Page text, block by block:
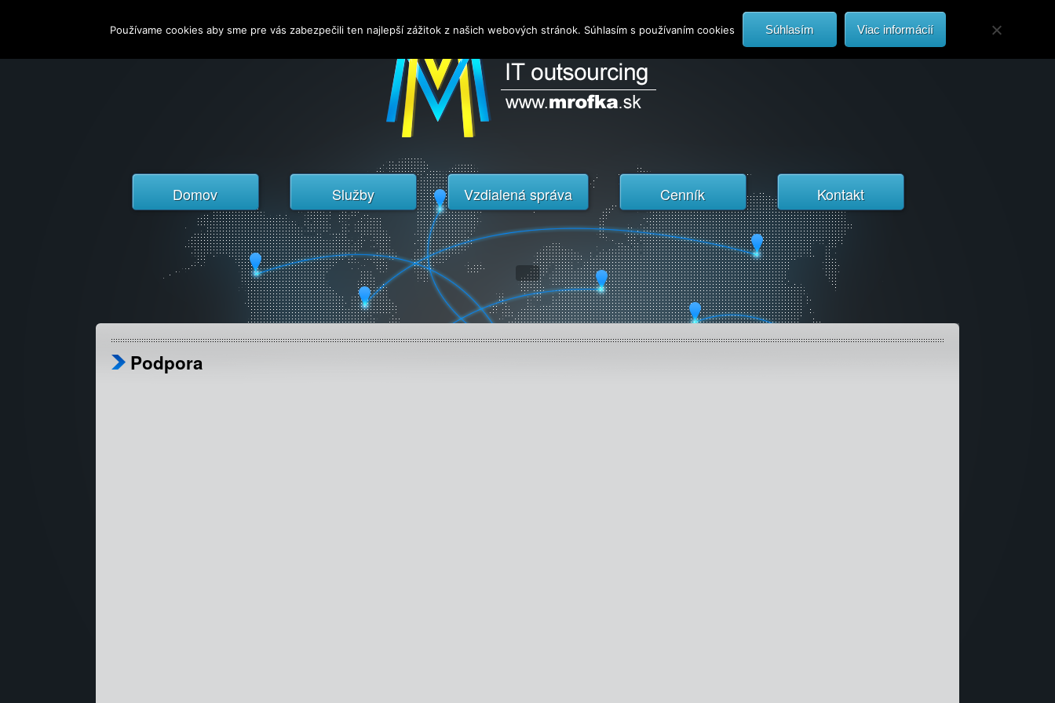
Domov Služby Vzdialená správa Cenník Kontakt
Podpora
Používame cookies aby sme pre vás zabezpečili ten najlepší zážitok z našich webových stránok. Súhlasím s používaním cookies Súhlasím Viac informácií